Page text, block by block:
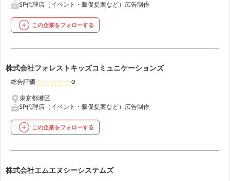
SP代理店（イベント・販促提案など） 広告制作
この企業をフォローする
46
株式会社フォレストキッズコミュニケーションズ
総合評価 0
東京都港区
SP代理店（イベント・販促提案など） 広告制作
この企業をフォローする
47
株式会社エムエヌシーシステムズ